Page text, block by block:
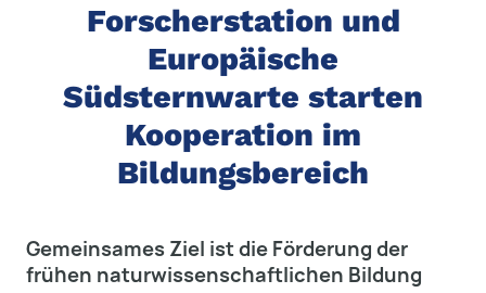
Forscherstation und
Europäische
Südsternwarte starten
Kooperation im
Bildungsbereich
Gemeinsames Ziel ist die Förderung der
frühen naturwissenschaftlichen Bildung